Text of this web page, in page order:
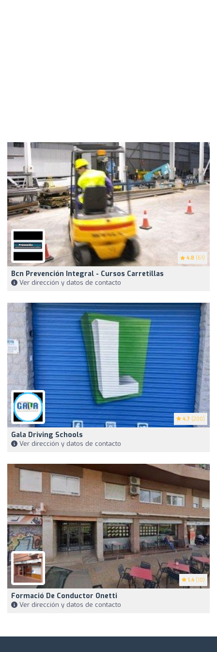
4.8 (61)
Bcn Prevención Integral - Cursos Carretillas
Ver dirección y datos de contacto
4.7 (200)
Gala Driving Schools
Ver dirección y datos de contacto
1.4 (10)
Formació De Conductor Onetti
Ver dirección y datos de contacto